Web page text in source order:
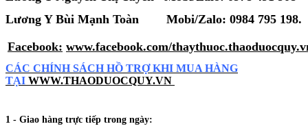
Lương Y Bùi Mạnh Toàn Mobi/Zalo: 0984 795 198.
Facebook: www.facebook.com/
CÁC CHÍNH SÁCH HỒ TRỢ KHI MUA HÀNG
TẠI WWW.THAODUOCQUY.VN
1 - Giao hàng trực tiếp trong ngày: